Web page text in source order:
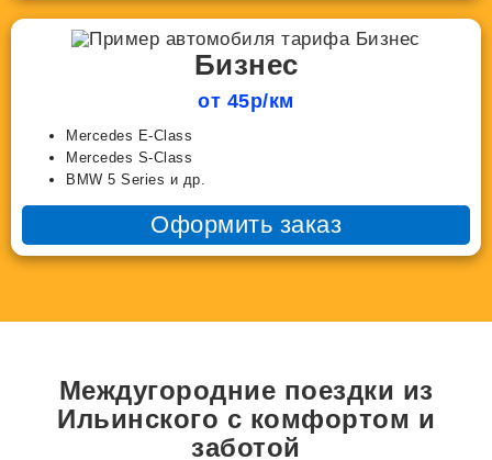
Бизнес
от 45р/км
Mercedes E-Class
Mercedes S-Class
BMW 5 Series и др.
Оформить заказ
Междугородние поездки из
Ильинского с комфортом и
заботой